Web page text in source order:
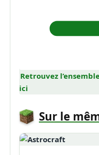
Retrouvez
ici
Sur le